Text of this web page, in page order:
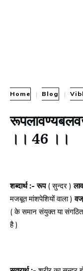
Home | Blog |
।। 46 ।।
शब्दार्थ :- रूप ( सुन्दर )
मजबूत मांशपेशियों वाला )
( के समान संयुक्त या
है )